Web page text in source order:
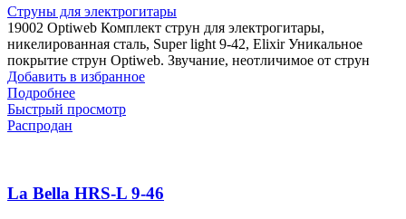
Струны для электрогитары
19002 Optiweb Комплект струн для электрогитары,
никелированная сталь, Super light 9-42, Elixir Уникальное
покрытие струн Optiweb. Звучание, неотличимое от струн
Добавить в избранное
Подробнее
Быстрый просмотр
Распродан
La Bella HRS-L 9-46